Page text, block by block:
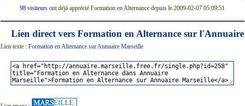
98 visiteurs ont déjà apprécié Formation en Alternance depuis le 2009-02-07 05:09:51
Lien direct vers Formation en Alternance sur l'Annuaire
Lien texte : Formation en Alternance sur Annuaire Marseille